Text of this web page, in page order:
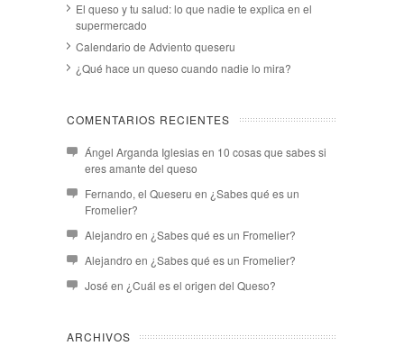
El queso y tu salud: lo que nadie te explica en el
supermercado
Calendario de Adviento queseru
¿Qué hace un queso cuando nadie lo mira?
COMENTARIOS RECIENTES
Ángel Arganda Iglesiasen 10 cosas que sabes si
eres amante del queso
Fernando, el Queseru en ¿Sabes qué es un
Fromelier?
Alejandro en ¿Sabes qué es un Fromelier?
Alejandro en ¿Sabes qué es un Fromelier?
José en ¿Cuál es el origen del Queso?
ARCHIVOS